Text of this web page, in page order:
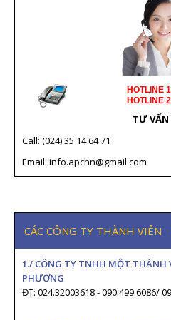
HOTLINE
HOTLINE
TƯ VẤN
Call: (024) 35 14 64 71
Email: info.apchn@gmail.com
CÁC CÔNG TY THÀNH VIÊN
1./ CÔNG TY TNHH MỘT THÀNH
PHƯƠNG
ĐT: 024.32003618 - 090.499.6086/